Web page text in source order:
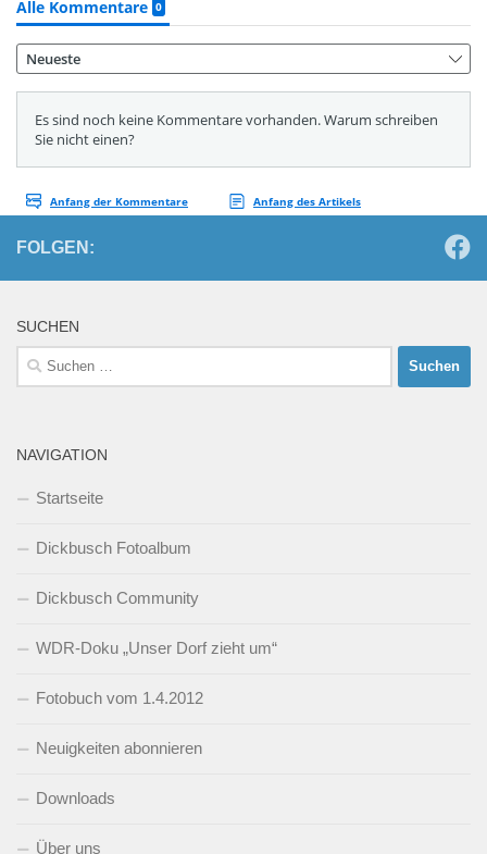
FOLGEN:
SUCHEN
Suchen
nach:
NAVIGATION
Startseite
Dickbusch Fotoalbum
Dickbusch Community
WDR-Doku „Unser Dorf zieht um“
Fotobuch vom 1.4.2012
Neuigkeiten abonnieren
Downloads
Über uns